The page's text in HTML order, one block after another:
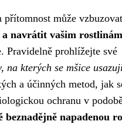
může vzbuzovat
a navrátit vašim rostlinám
Pravidelně prohlížejte své
kterých se mšice
a účinných metod, jak
ochranu v
beznadějně napadenou